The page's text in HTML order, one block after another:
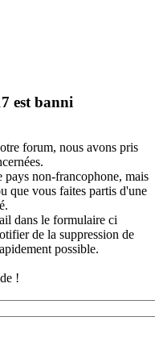
est banni
forum, nous avons pris
pays non-francophone, mais
que vous faites partis d'une
dans le formulaire ci
de la suppression de
possible.
!